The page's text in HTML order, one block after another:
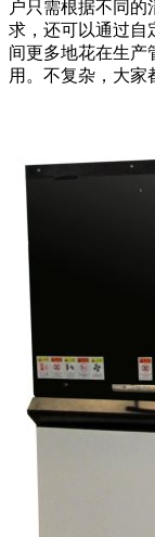
户只需根据不同
求，还可以通过自
间更多地花在生产
用。不复杂，大家